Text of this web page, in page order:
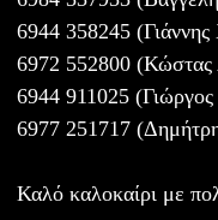
6944 358245 (Γιάννης
6972 552800 (Κώστας
6944 911025
6977 251717
Καλό καλοκαίρι με